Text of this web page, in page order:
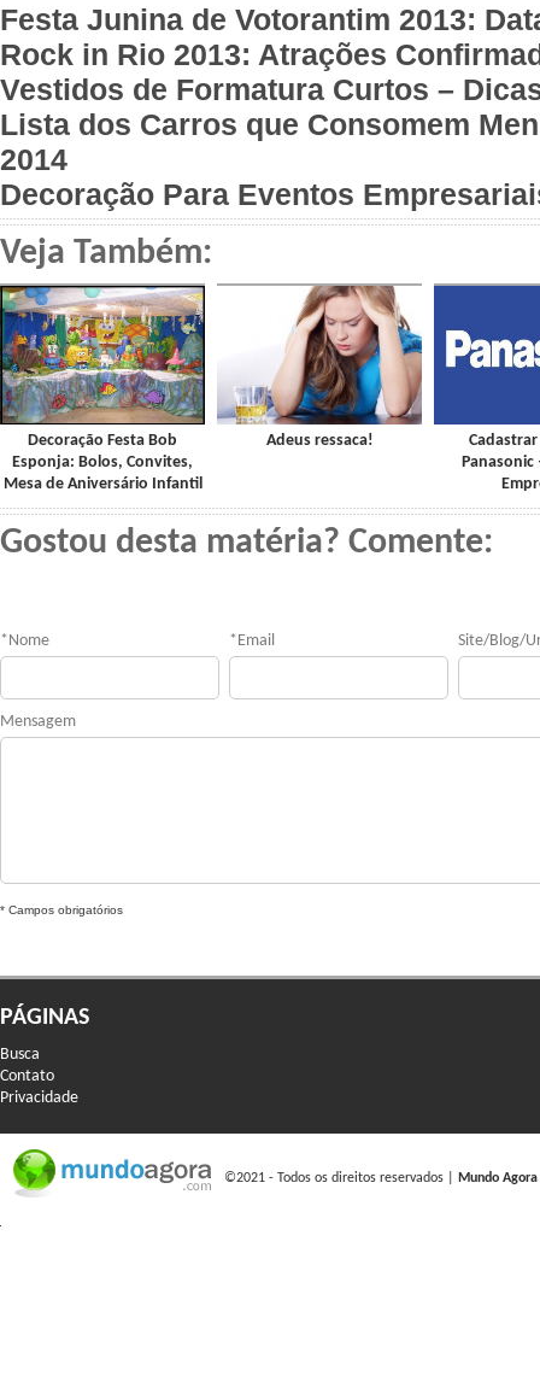
Festa Junina de Votorantim 2013:
Rock in Rio 2013: Atrações
Vestidos de Formatura Curtos –
Lista dos Carros que Consomem
2014
Decoração Para Eventos
Veja Também:
Decoração Festa Bob
Esponja: Bolos, Convites,
Mesa de Aniversário Infantil
Adeus ressaca!
Panasonic
Gostou desta matéria? Comente:
* Nome * Email Site/Blog/
Mensagem
* Campos obrigatórios
PÁGINAS
Busca
Contato
Privacidade
©2021 - Todos os direitos reservados | Mundo Agora